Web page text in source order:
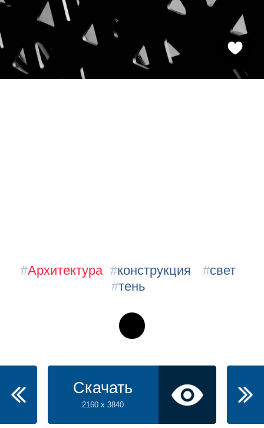
#Архитектура #конструкция #свет
#тень
Скачать
2160 x 3840